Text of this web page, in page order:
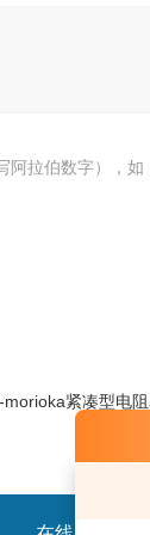
阿拉伯数字），如
紧凑型电阻